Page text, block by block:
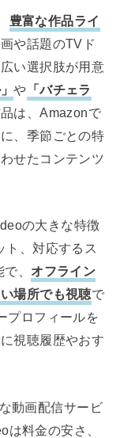
豊富な作品ライ
や話題のTVド
い選択肢が用意
や 「バチェラ
は、Amazonで
、季節ごとの特
せたコンテンツ
の大きな特徴
ト、対応するス
、 オフライン
場所でも視聴で
プロフィールを
視聴履歴やおす
動画配信サービ
料金の安さ、